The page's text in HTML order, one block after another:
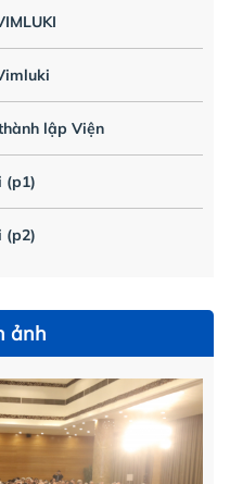
lập Viện
(p1)
(p2)
ảnh